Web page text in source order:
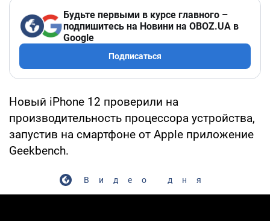
Будьте первыми в курсе главного –
подпишитесь на Новини на OBOZ.UA в
Google
Подписаться
Новый iPhone 12 проверили на
производительность процессора устройства,
запустив на смартфоне от Apple приложение
Geekbench.
Видео дня